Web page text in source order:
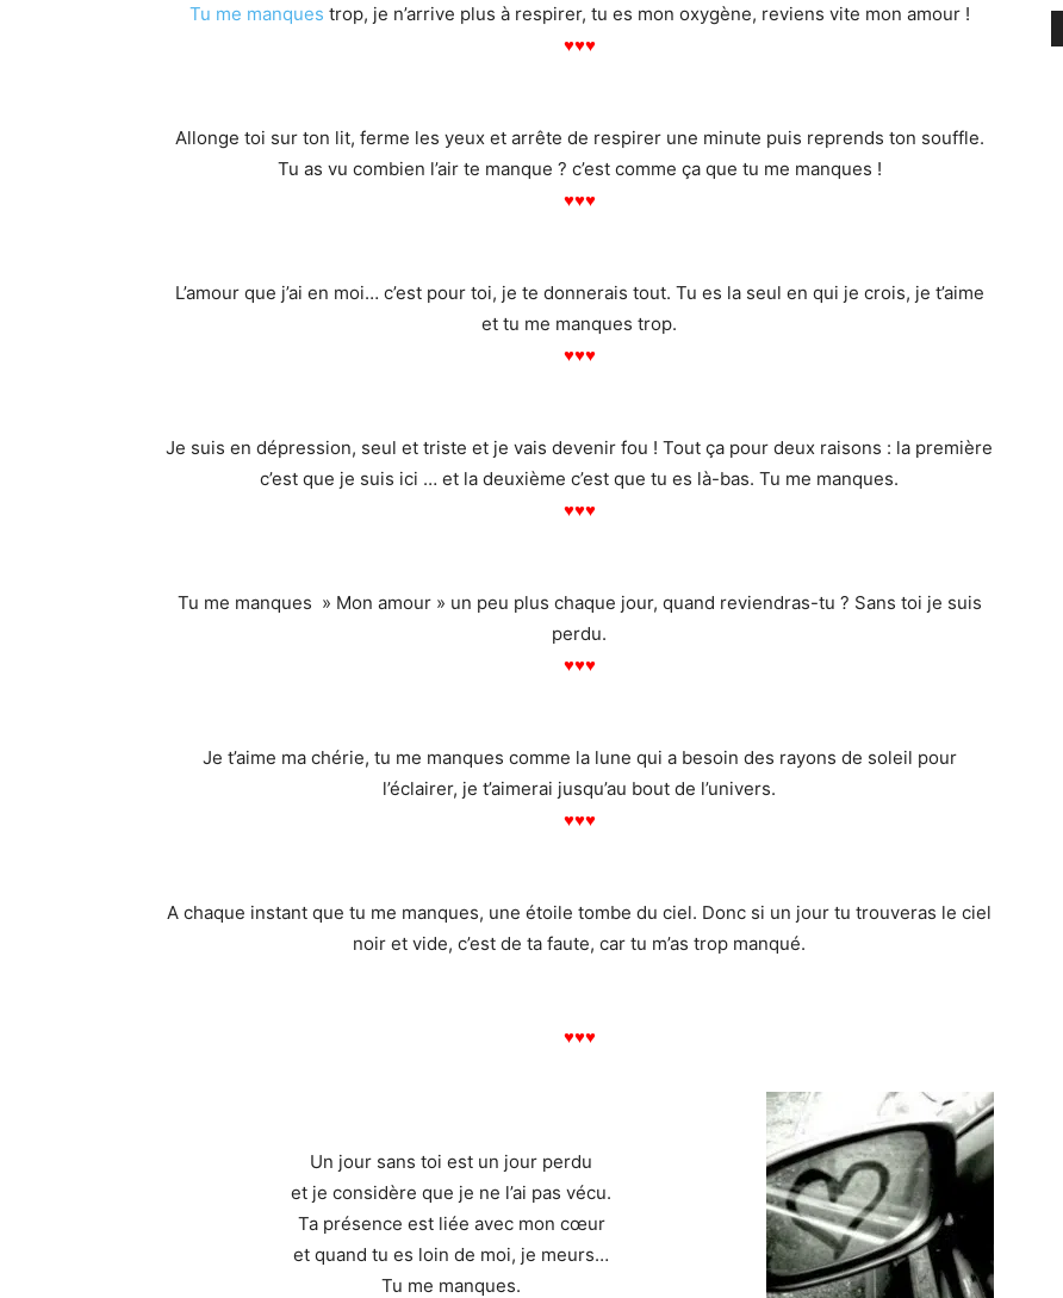
Tu me manques trop, je n’arrive plus à respirer, tu es mon oxygène, reviens vite mon amour !
♥♥♥
Allonge toi sur ton lit, ferme les yeux et arrête de respirer une minute puis reprends ton souffle.
Tu as vu combien l’air te manque ? c’est comme ça que tu me manques !
♥♥♥
L’amour que j’ai en moi… c’est pour toi, je te donnerais tout. Tu es la seul en qui je crois, je t’aime
et tu me manques trop.
♥♥♥
Je suis en dépression, seul et triste et je vais devenir fou ! Tout ça pour deux raisons : la première
c’est que je suis ici … et la deuxième c’est que tu es là-bas. Tu me manques.
♥♥♥
Tu me manques » Mon amour » un peu plus chaque jour, quand reviendras-tu ? Sans toi je suis
perdu.
♥♥♥
Je t’aime ma chérie, tu me manques comme la lune qui a besoin des rayons de soleil pour
l’éclairer, je t’aimerai jusqu’au bout de l’univers.
♥♥♥
A chaque instant que tu me manques, une étoile tombe du ciel. Donc si un jour tu trouveras le ciel
noir et vide, c’est de ta faute, car tu m’as trop manqué.
♥♥♥
Un jour sans toi est un jour perdu
et je considère que je ne l’ai pas vécu.
Ta présence est liée avec mon cœur
et quand tu es loin de moi, je meurs…
Tu me manques.